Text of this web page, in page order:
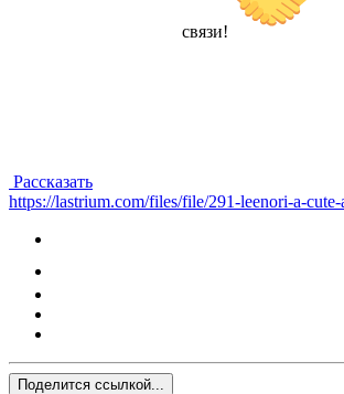
связи!
Рассказать
https://lastrium.com/files/file/291-leenori-a-
Поделится ссылкой...